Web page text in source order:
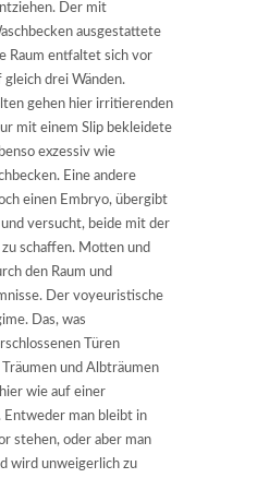
Der mit
ausgestattete
Raum entfaltet sich vor
drei Wänden.
gehen hier irritierenden
mit einem Slip bekleidete
exzessiv wie
Eine andere
einen Embryo, übergibt
versucht, beide mit der
schaffen. Motten und
den Raum und
Der voyeuristische
Das, was
Türen
und Albträumen
wie auf einer
man bleibt in
stehen, oder aber man
wird unweigerlich zu